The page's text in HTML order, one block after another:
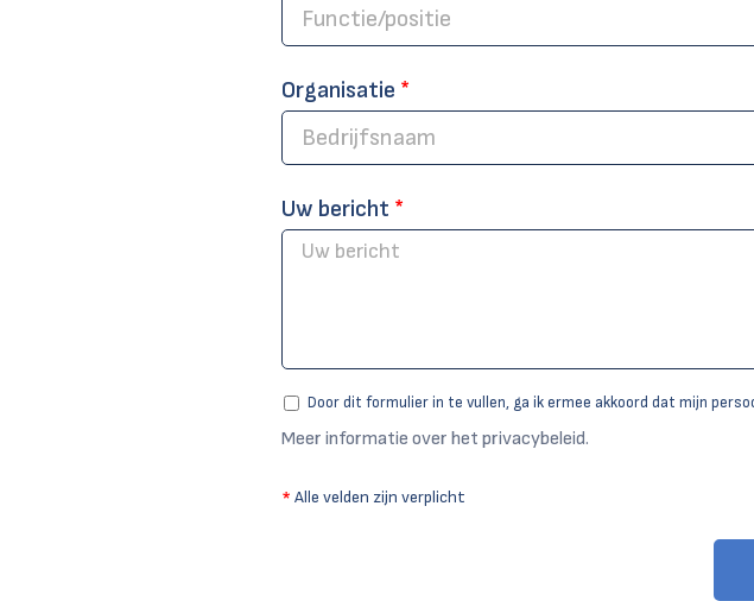
Organisatie *
Uw bericht *
Door dit formulier in te vullen, ga ik ermee akkoord dat mijn
Meer informatie over het privacybeleid.
* Alle velden zijn verplicht